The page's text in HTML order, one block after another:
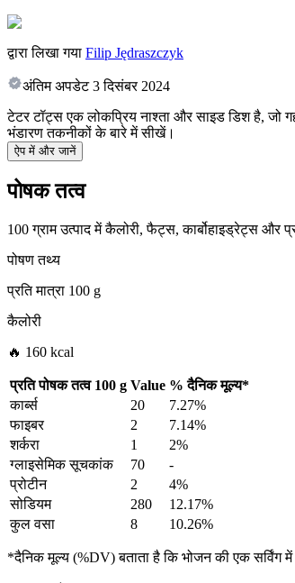
द्वारा लिखा गया Filip Jędraszczyk
अंतिम अपडेट 3 दिसंबर 2024
टेटर टॉट्स एक लोकप्रिय नाश्ता और साइड डिश है, जो
भंडारण तकनीकों के बारे में सीखें।
ऐप में और जानें
पोषक तत्व
100 ग्राम उत्पाद में कैलोरी, फैट्स, कार्बोहाइड्रेट्स और
पोषण तथ्य
प्रति मात्रा 100 g
कैलोरी
🔥 160 kcal
प्रति पोषक तत्व 100 g Value %दैनिक मूल्य*
कार्ब्स
20
7.27%
फाइबर
2
7.14%
शर्करा
1
2%
ग्लाइसेमिक सूचकांक
70
-
प्रोटीन
2
4%
सोडियम
280
12.17%
कुल वसा
8 10.26%
*दैनिक मूल्य (%DV) बताता है कि भोजन की एक सर्विंग